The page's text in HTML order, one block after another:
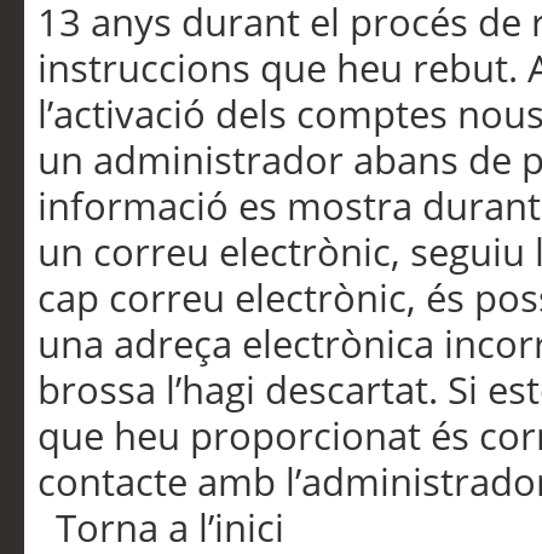
13 anys durant el procés de
instruccions que heu rebut.
l’activació dels comptes
un administrador abans de
informació es mostra
un correu electrònic,
cap correu electrònic, és
una adreça electrònica
brossa l’hagi descartat. Si
que heu proporcionat és
contacte amb
Torna a l’inici